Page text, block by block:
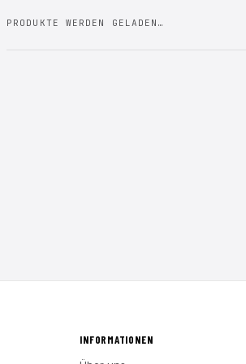
PRODUKTE WERDEN GELADEN…
INFORMATIONEN